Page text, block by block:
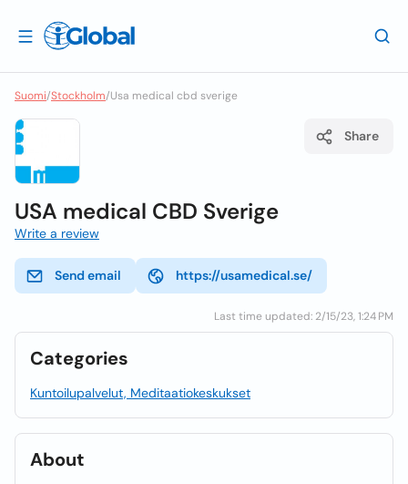
Suomi/Stockholm/Usa medical cbd sverige
Share
USA medical CBD Sverige
Write a review
Send email https://usamedical.se/
Last time updated: 2/15/23, 1:24 PM
Categories
Kuntoilupalvelut, Meditaatiokeskukset
About